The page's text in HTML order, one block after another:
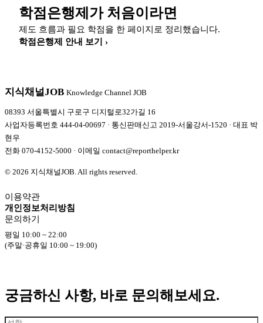
학점은행제가 처음이라면
제도 흐름과 필요 학점을 한 페이지로 정리했습니다.
학점은행제 안내 보기 ›
지식채널JOB Knowledge Channel JOB
08393 서울특별시 구로구 디지털로32가길 16
사업자등록번호 444-04-00697 · 통신판매신고 2019-서울강서-1520 · 대표 박
현우
전화 070-4152-5000 · 이메일 contact@reporthelper.kr
© 2026 지식채널JOB. All rights reserved.
이용약관
개인정보처리방침
문의하기
평일 10:00 ~ 22:00
(주말·공휴일 10:00 ~ 19:00)
궁금하신 사항, 바로 문의해보세요.